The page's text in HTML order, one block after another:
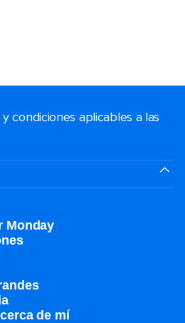
condiciones aplicables a las
Monday
de mí